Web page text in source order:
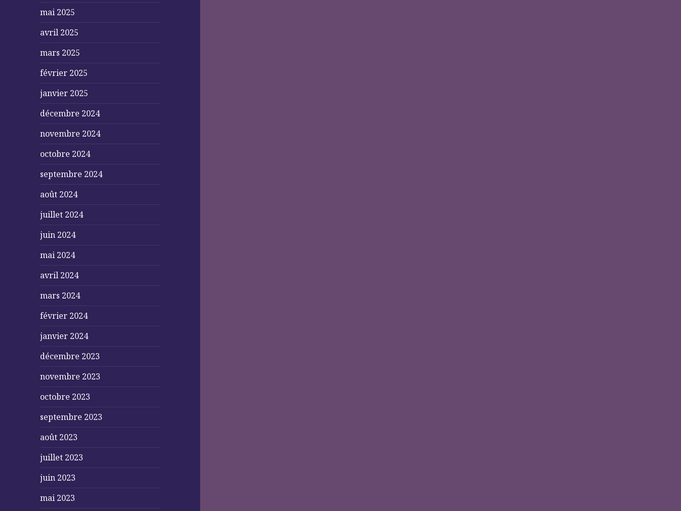
mai 2025
avril 2025
mars 2025
février 2025
janvier 2025
décembre 2024
novembre 2024
octobre 2024
septembre 2024
août 2024
juillet 2024
juin 2024
mai 2024
avril 2024
mars 2024
février 2024
janvier 2024
décembre 2023
novembre 2023
octobre 2023
septembre 2023
août 2023
juillet 2023
juin 2023
mai 2023